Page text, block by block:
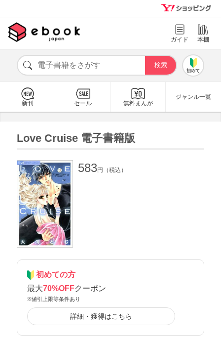
ガイド 本棚
初めて
新刊 セール 無料まんが
ジャンル一覧
Love Cruise 電子書籍版
583円（税込）
初めての方
最大70%OFFクーポン
※値引上限等条件あり
詳細・獲得はこちら